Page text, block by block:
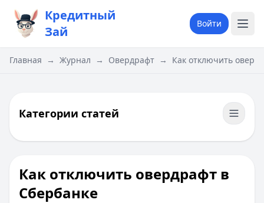
Кредитный
Зай
Войти
Главная → Журнал → Овердрафт → Как отключить
Категории статей
Как отключить овердрафт в
Сбербанке